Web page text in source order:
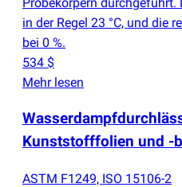
Probekörpern
in der Regel 23 °C, und die
bei 0 %.
534 $
Mehr lesen
Kunststofffolien und -
ASTM F1249, ISO 15106-2